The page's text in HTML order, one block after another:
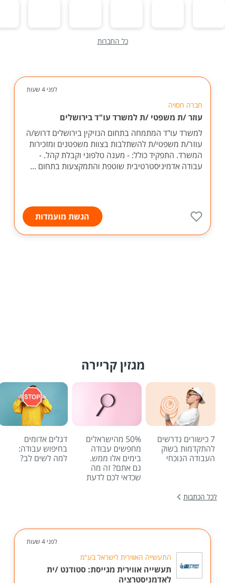
כל החברות
לפני 4 שעות
חברה חסויה
עוזר /ת משפטי /ת למשרד עו"ד בירושלים
למשרד עו"ד המתמחה בתחום הנזיקין בירושלים דרוש/ה
עוזר/ת משפטי/ת להשתלבות בצוות משפטנים ומזכירות
המשרד. התפקיד כולל: - מענה טלפוני וקבלת קהל. -
עבודה אדמיניסטרטיבית שוטפת והתמקצעות בתחום ...
הגשת מועמדות
מגזין קריירה
7 כישורים נדרשים
להתקדמות בשוק
העבודה הנוכחי
50% מהישראלים
מחפשים עבודה
בימים אלו ממש.
גם אתם? זה מה
שכדאי לכם לדעת
דגלים אדומים
בחיפוש עבודה:
למה לשים לב?
לכל הכתבות
לפני 4 שעות
התעשייה האווירית לישראל בע"מ
תעשייה אווירית מגייסת: סטודנט /ית
לאדמניסטרציה